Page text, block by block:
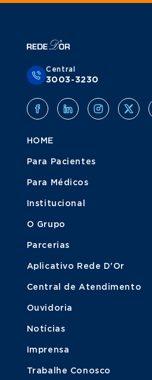
Central
3003-3230
HOME
Para Pacientes
Para Médicos
Institucional
O Grupo
Parcerias
Aplicativo Rede D'Or
Central de Atendimento
Ouvidoria
Notícias
Imprensa
Trabalhe Conosco